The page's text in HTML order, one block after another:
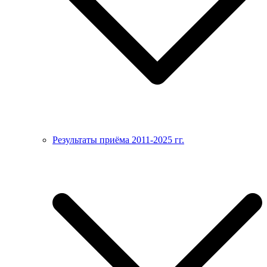
Результаты приёма 2011-2025 гг.